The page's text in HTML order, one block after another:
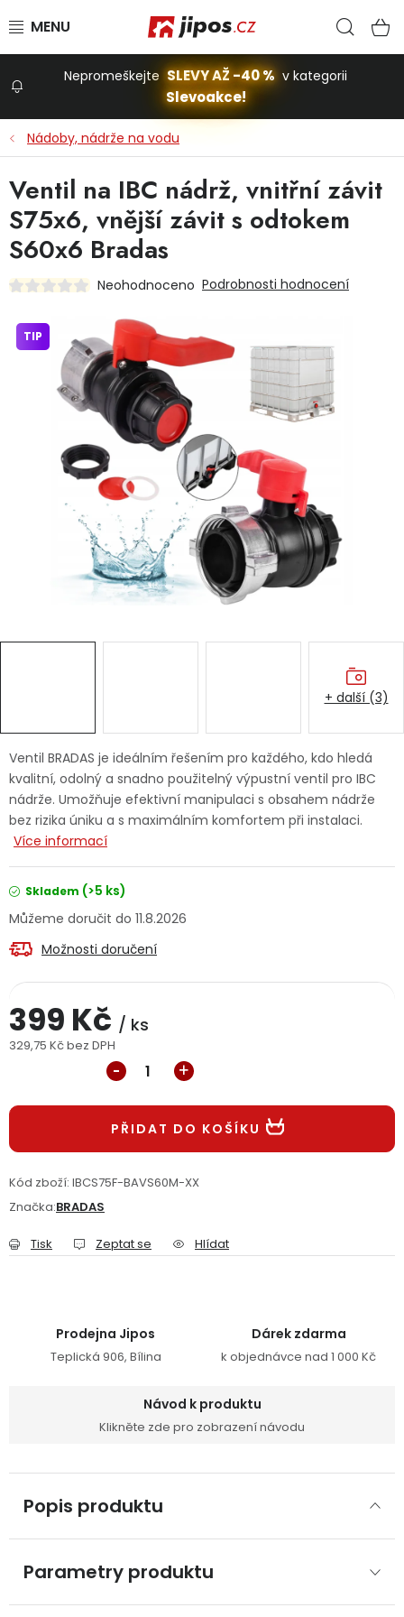
Stavba a dům
Dílna
Domácnost
Dětská hřiště
Autodoplňky
Vánoce
Ochranné pomůcky
Jaký je aktuální stav mé objednávky?
Servis nářadí Hodnocení obchodu
Reklamační formulář
Obchodní podmínky Reklamační řád
Nepromeškejte SLEVY AŽ -40 % v kategorii
Slevoakce!
Nádoby, nádrže na vodu
Ventil BRADAS je ideálním řešením pro každého, kdo hledá
kvalitní, odolný a snadno použitelný výpustní ventil pro IBC
nádrže. Umožňuje efektivní manipulaci s obsahem nádrže
bez rizika úniku a s maximálním komfortem při instalaci.
Více informací
Skladem (>5 ks)
11.8.2026
Možnosti doručení
399 Kč / ks
329,75 Kč bez DPH
PŘIDAT DO KOŠÍKU
Kód zboží: IBCS75F-BAVS60M-XX
Značka:BRADAS
Tisk Zeptat se Hlídat
Ventil na IBC nádrž, vnitřní závit
S75x6, vnější závit s odtokem
S60x6 Bradas
Neohodnoceno Podrobnosti hodnocení
TIP
+ další (3)
Prodejna Jipos
Teplická 906, Bílina
Dárek zdarma
k objednávce nad 1 000 Kč
Návod k produktu
Klikněte zde pro zobrazení návodu
Popis produktu
Parametry produktu